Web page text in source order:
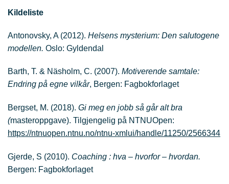
Kildeliste
Antonovsky, A (2012). Helsens mysterium: Den salutogene
modellen. Oslo: Gyldendal
Barth, T. & Näsholm, C. (2007). Motiverende samtale:
Endring på egne vilkår, Bergen: Fagbokforlaget
Bergset, M. (2018). Gi meg en jobb så går alt bra
(masteroppgave). Tilgjengelig på NTNUOpen:
https://ntnuopen.ntnu.no/ntnu-xmlui/handle/11250/2566344
Gjerde, S (2010). Coaching : hva – hvorfor – hvordan.
Bergen: Fagbokforlaget